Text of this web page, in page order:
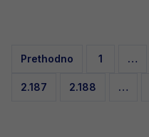
Posts
pagination
Prethodno 1 …
2.187 2.188 …